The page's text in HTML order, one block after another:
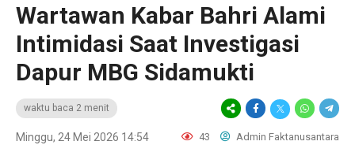
Wartawan Kabar Bahri Alami
Intimidasi Saat Investigasi
Dapur MBG Sidamukti
waktu baca 2 menit
Minggu, 24 Mei 2026 14:54 43 Admin Faktanusantara